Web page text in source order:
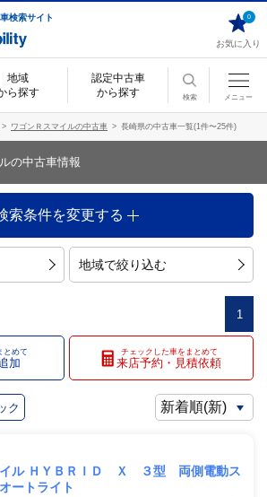
検索サイト
お気に入り
0
地域
ら探す
認定中古車
から探す
検索 メニュー
ワゴンＲスマイルの中古車 長崎県の中古車一覧(1件〜25件)
の中古車情報
索条件を変更する
地域で絞り込む
1
とめて
加
チェックした車をまとめて
来店予約・見積依頼
ク
イル ＨＹＢＲＩＤ Ｘ ３型 両側電動ス
ートライト